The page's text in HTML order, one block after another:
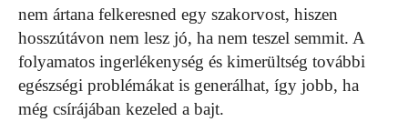
nem ártana felkeresned egy szakorvost, hiszen
hosszútávon nem lesz jó, ha nem teszel semmit. A
folyamatos ingerlékenység és kimerültség további
egészségi problémákat is generálhat, így jobb, ha
még csírájában kezeled a bajt.